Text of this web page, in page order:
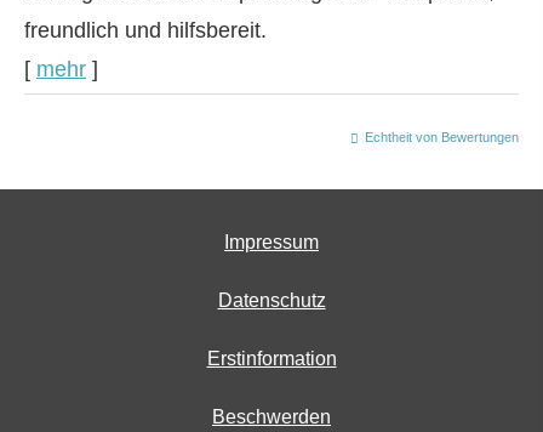
freundlich und hilfsbereit.
[ mehr ]
Echtheit von Bewertungen
Impressum
Datenschutz
Erstinformation
Beschwerden